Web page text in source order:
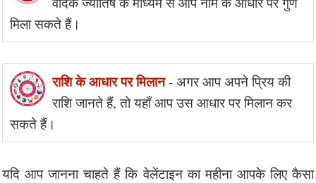
मिला सकते हैं।
राशि के आधार पर मिलान - अगर आप अपने प्रिय की
राशि जानते हैं, तो यहाँ आप उस आधार पर मिलान कर
सकते हैं।
यदि आप जानना चाहते हैं कि वेलेंटाइन का महीना आपके लिए कैसा